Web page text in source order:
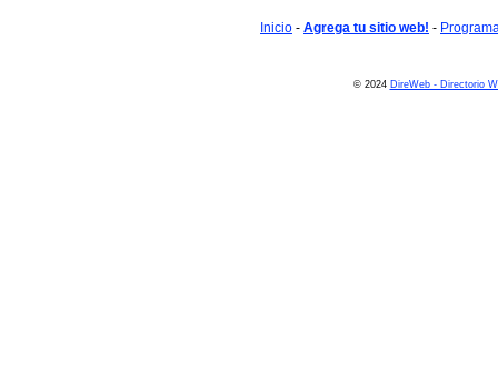
Inicio - Agrega tu sitio web! -
© 2024 DireWeb - Directorio